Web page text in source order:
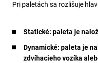
Pri paletách sa rozlišuje
Statické: paleta je
Dynamické: paleta je
zdvíhacieho vozíka